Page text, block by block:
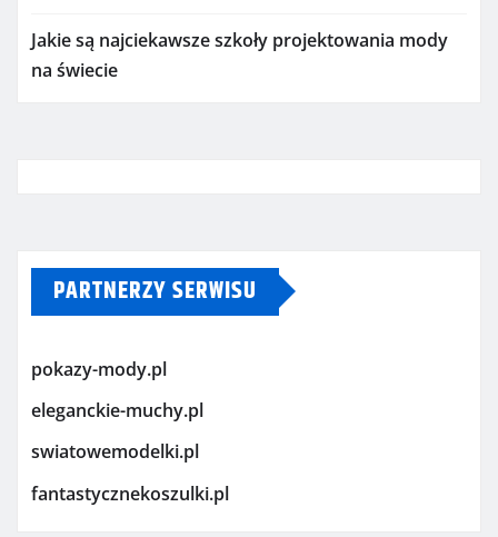
Jakie są najciekawsze szkoły projektowania mody
na świecie
PARTNERZY SERWISU
pokazy-mody.pl
eleganckie-muchy.pl
swiatowemodelki.pl
fantastycznekoszulki.pl